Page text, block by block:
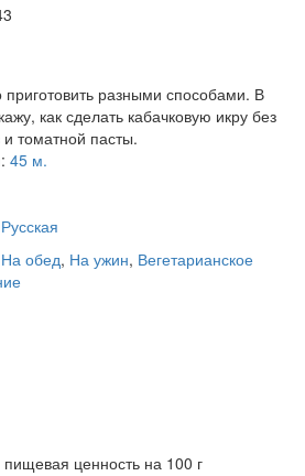
разными способами. В
как сделать кабачковую икру без
томатной пасты.
45 м.
Русская
На обед, На ужин, Вегетарианское
ценность на 100 г